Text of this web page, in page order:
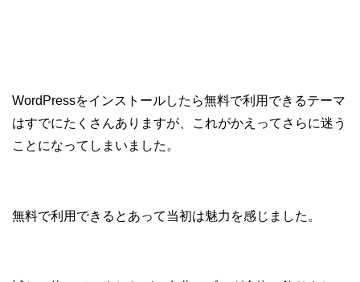
WordPressをインストールしたら無料で利用できるテーマ
はすでにたくさんありますが、これがかえってさらに迷う
ことになってしまいました。
無料で利用できるとあって当初は魅力を感じました。